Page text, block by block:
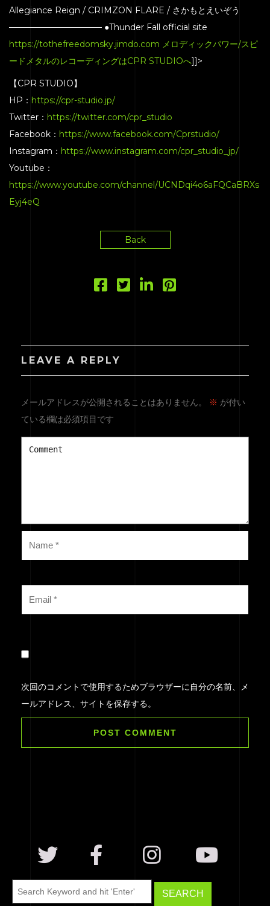
Allegiance Reign / CRIMZON FLARE / さかもとえいぞう
——————————— ●Thunder Fall official site
https://tothefreedomsky.jimdo.com メロディックパワー/スピ
ードメタルのレコーディングはCPR STUDIOへ]]>
【CPR STUDIO】
HP： https://cpr-studio.jp/
Twitter： https://twitter.com/cpr_studio
Facebook： https://www.facebook.com/Cprstudio/
Instagram： https://www.instagram.com/cpr_studio_jp/
Youtube：
https://www.youtube.com/channel/UCNDqi4o6aFQCaBRXs
Eyj4eQ
Back
LEAVE A REPLY
メールアドレスが公開されることはありません。 ※ が付い
ている欄は必須項目です
次回のコメントで使用するためブラウザーに自分の名前、メ
ールアドレス、サイトを保存する。